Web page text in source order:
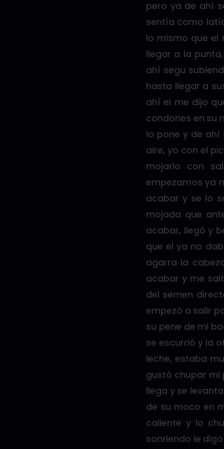
pero ya de ahí
sentía como
lo mismo que el
llegar a la
ahí segu
hasta llegar a
ahí el me dijo
condones en su
lo pone y de ahí
aire, yo con el
mojarlo con
empezamos ya
acabar y se lo
mojada que
acabar, llegó y
que el ya no
agarra la
acabar y me
del semen
empezó a salir
su pene de mi
se escurrió y la
leche, estaba
gustó chupar mi
llega y se
de su moco en
caliente y lo
sonriendo le